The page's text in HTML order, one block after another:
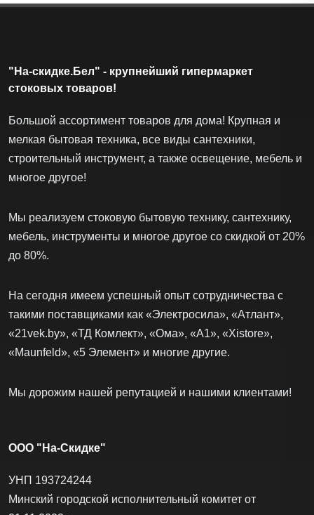
"На-скидке.Бел" - крупнейший гипермаркет
стоковых товаров!
Большой ассортимент товаров для дома! Крупная и
мелкая бытовая техника, все виды сантехники,
строительный инструмент, а также освещение, мебель и
многое другое!
Мы реализуем стоковую бытовую технику, сантехнику,
мебель, инструменты и многое другое со скидкой от 20%
до 80%.
На сегодня имеем успешный опыт сотрудничества с
такими поставщиками как «Электросила», «Атлант»,
«21vek.by», «ТД Комлект», «Ома», «А1», «Xistore»,
«Maunfeld», «5 Элемент» и многие другие.
Мы дорожим нашей репутацией и нашими клиентами!
ООО "На-Скидке"
УНП 193724244
Минский городской исполнительный комитет от